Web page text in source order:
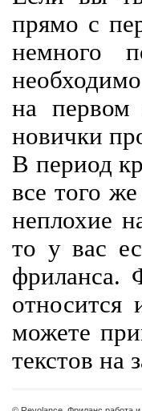
прямо с
немного
на первом
новички
В период
все того
неплохие
то у вас
фриланса.
относится
можете
текстов на